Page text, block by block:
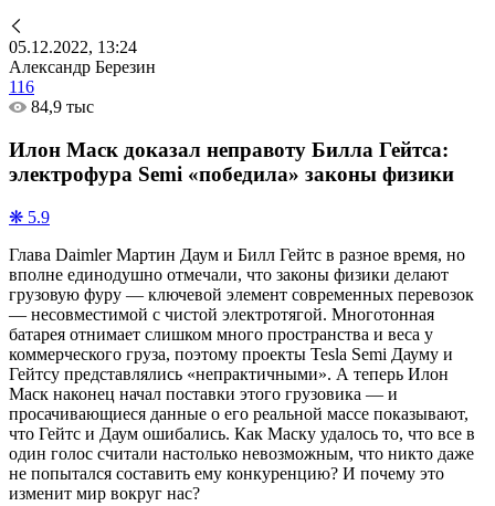
05.12.2022, 13:24
Александр Березин
116
84,9 тыс
Илон Маск доказал неправоту Билла Гейтса:
электрофура Semi «победила» законы физики
❋ 5.9
Глава Daimler Мартин Даум и Билл Гейтс в разное время, но
вполне единодушно отмечали, что законы физики делают
грузовую фуру — ключевой элемент современных перевозок
— несовместимой с чистой электротягой. Многотонная
батарея отнимает слишком много пространства и веса у
коммерческого груза, поэтому проекты Tesla Semi Дауму и
Гейтсу представлялись «непрактичными». А теперь Илон
Маск наконец начал поставки этого грузовика — и
просачивающиеся данные о его реальной массе показывают,
что Гейтс и Даум ошибались. Как Маску удалось то, что все в
один голос считали настолько невозможным, что никто даже
не попытался составить ему конкуренцию? И почему это
изменит мир вокруг нас?